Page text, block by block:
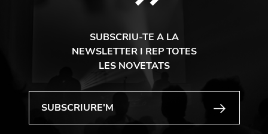
SUBSCRIU-TE A LA
NEWSLETTER I REP TOTES
LES NOVETATS